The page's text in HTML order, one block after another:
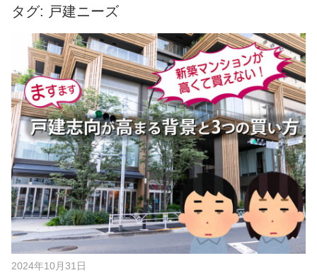
い
と
に
役
立
つ
情
報
を
お
届
け
し
ま
す
タグ: 戸建ニーズ
2024年10月31日